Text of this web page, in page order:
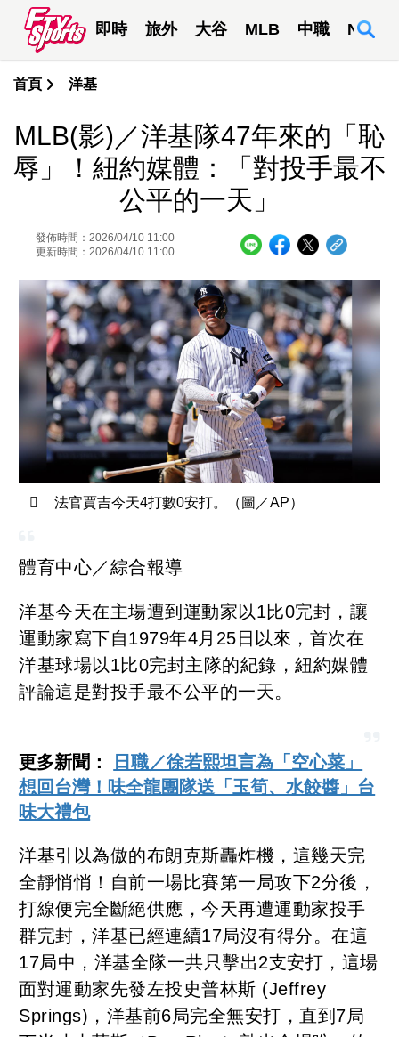
即時 旅外 大谷 MLB 中職 NBA
首頁 洋基
MLB(影)／洋基隊47年來的「恥
辱」！紐約媒體：「對投手最不
公平的一天」
發佈時間：2026/04/10 11:00
更新時間：2026/04/10 11:00
法官賈吉今天4打數0安打。（圖／AP）
體育中心／綜合報導
洋基今天在主場遭到運動家以1比0完封，讓
運動家寫下自1979年4月25日以來，首次在
洋基球場以1比0完封主隊的紀錄，紐約媒體
評論這是對投手最不公平的一天。
更多新聞：
日職／徐若熙坦言為「空心菜」
想回台灣！味全龍團隊送「玉筍、水餃醬」台
味大禮包
洋基引以為傲的布朗克斯轟炸機，這幾天完
全靜悄悄！自前一場比賽第一局攻下2分後，
打線便完全斷絕供應，今天再遭運動家投手
群完封，洋基已經連續17局沒有得分。在這
17局中，洋基全隊一共只擊出2支安打，這場
面對運動家先發左投史普林斯 (Jeffrey
Springs)，洋基前6局完全無安打，直到7局